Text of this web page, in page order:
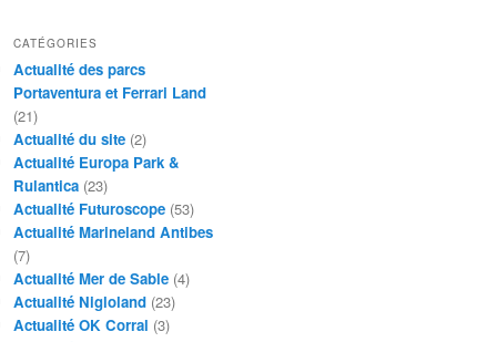
CATÉGORIES
Actualité des parcs
Portaventura et Ferrari Land
(21)
Actualité du site (2)
Actualité Europa Park &
Rulantica (23)
Actualité Futuroscope (53)
Actualité Marineland Antibes
(7)
Actualité Mer de Sable (4)
Actualité Nigloland (23)
Actualité OK Corral (3)